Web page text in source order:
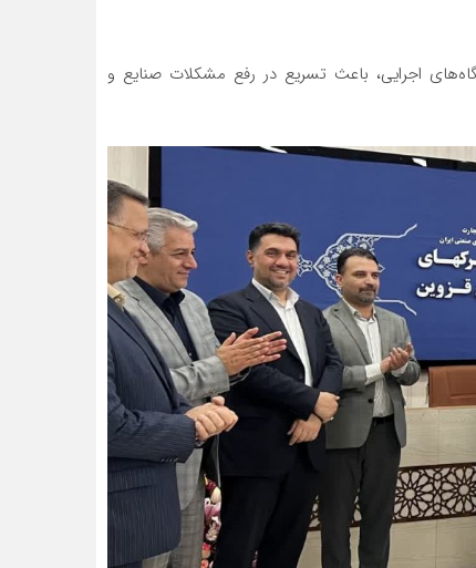
اجرایی، باعث تسریع در رفع مشکلات صنایع و